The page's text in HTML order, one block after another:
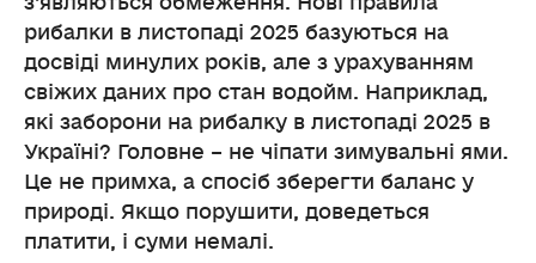
рибалки в листопаді 2025 базуються на
досвіді минулих років, але з урахуванням
свіжих даних про стан водойм. Наприклад,
які заборони на рибалку в листопаді 2025 в
Україні? Головне – не чіпати зимувальні ями.
Це не примха, а спосіб зберегти баланс у
природі. Якщо порушити, доведеться
платити, і суми немалі.